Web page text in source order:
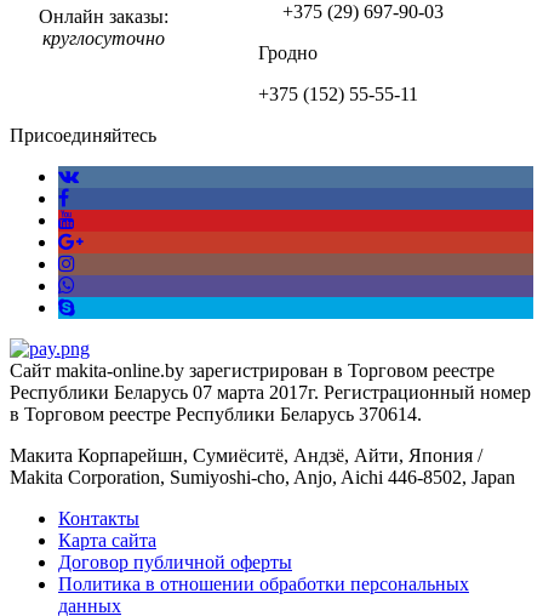
Онлайн заказы:
круглосуточно
+375 (29) 697-90-03
Гродно
+375 (152) 55-55-11
Присоединяйтесь
Сайт makita-online.by зарегистрирован в Торговом реестре
Республики Беларусь 07 марта 2017г. Регистрационный номер
в Торговом реестре Республики Беларусь 370614.
Макита Корпарейшн, Сумиёситё, Андзё, Айти, Япония /
Makita Corporation, Sumiyoshi-cho, Anjo, Aichi 446-8502, Japan
Контакты
Карта сайта
Договор публичной оферты
Политика в отношении обработки персональных
данных